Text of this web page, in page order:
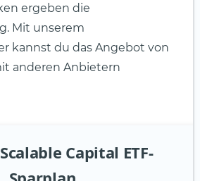
ergeben die
Mit unserem
kannst du das Angebot von
anderen Anbietern
Capital ETF-